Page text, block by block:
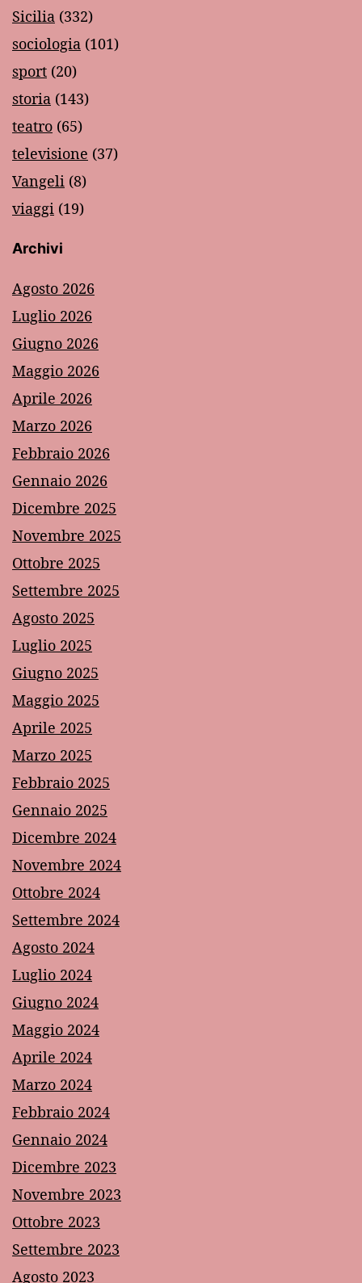
Sicilia (332)
sociologia (101)
sport (20)
storia (143)
teatro (65)
televisione (37)
Vangeli (8)
viaggi (19)
Archivi
Agosto 2026
Luglio 2026
Giugno 2026
Maggio 2026
Aprile 2026
Marzo 2026
Febbraio 2026
Gennaio 2026
Dicembre 2025
Novembre 2025
Ottobre 2025
Settembre 2025
Agosto 2025
Luglio 2025
Giugno 2025
Maggio 2025
Aprile 2025
Marzo 2025
Febbraio 2025
Gennaio 2025
Dicembre 2024
Novembre 2024
Ottobre 2024
Settembre 2024
Agosto 2024
Luglio 2024
Giugno 2024
Maggio 2024
Aprile 2024
Marzo 2024
Febbraio 2024
Gennaio 2024
Dicembre 2023
Novembre 2023
Ottobre 2023
Settembre 2023
Agosto 2023